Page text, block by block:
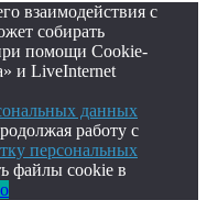
взаимодействия с
собирать
помощи Cookie-
и LiveInternet
данных
работу с
персональных
файлы cookie в